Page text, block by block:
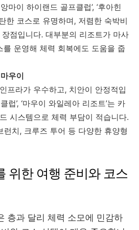
마이 하이랜드 골프클럽’, ‘후아힌
한 코스로 유명하며, 저렴한 숙박비
점입니다. 대부분의 리조트가 마사
를 운영해 체력 회복에도 도움을 줍
우이
프라가 우수하고, 치안이 안정적입
럽’, ‘마우이 와일레아 리조트’는 카
시스템으로 체력 부담이 적습니다.
런치, 크루즈 투어 등 다양한 휴양형
위한 여행 준비와 코스
층과 달리 체력 소모에 민감하